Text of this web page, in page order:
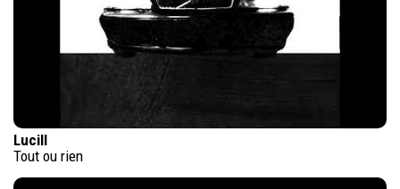
Lucill
Tout ou rien